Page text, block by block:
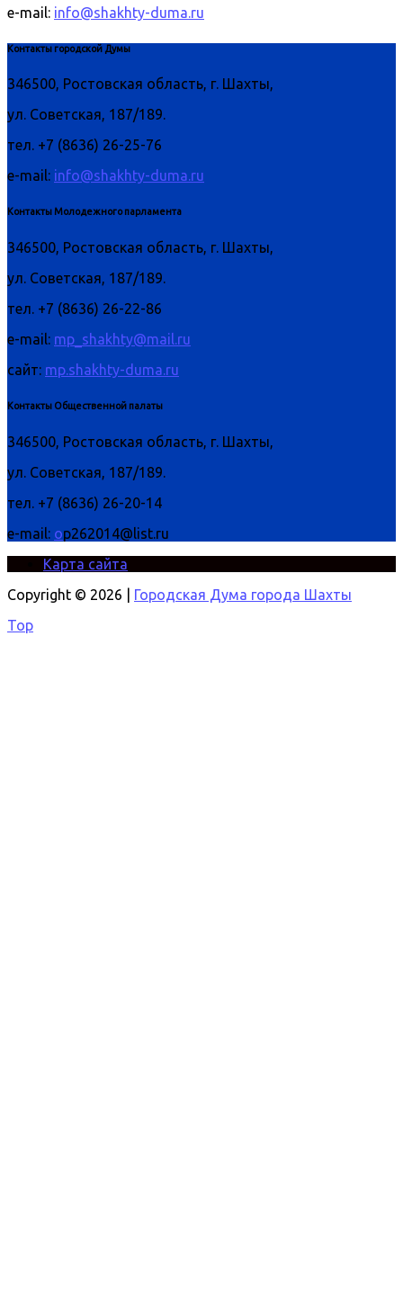
e-mail: info@shakhty-duma.ru
Контакты городской Думы
346500, Ростовская область, г. Шахты,
ул. Советская, 187/189.
тел. +7 (8636) 26-25-76
e-mail: info@shakhty-duma.ru
Контакты Молодежного парламента
346500, Ростовская область, г. Шахты,
ул. Советская, 187/189.
тел. +7 (8636) 26-22-86
e-mail: mp_shakhty@mail.ru
сайт: mp.shakhty-duma.ru
Контакты Общественной палаты
346500, Ростовская область, г. Шахты,
ул. Советская, 187/189.
тел. +7 (8636) 26-20-14
e-mail: op262014@list.ru
Карта сайта
Copyright © 2026 |
Городская Дума города Шахты
Top